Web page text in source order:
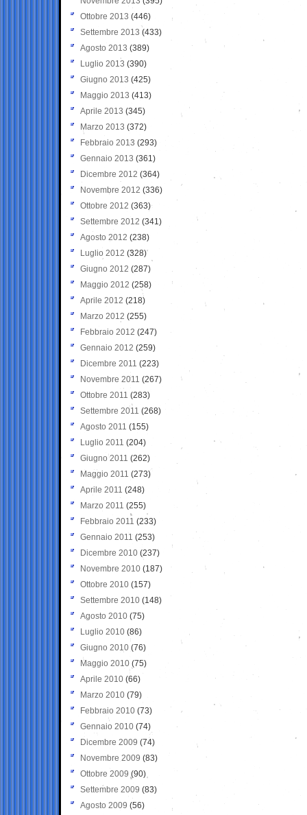
Ottobre 2013 (446)
Settembre 2013 (433)
Agosto 2013 (389)
Luglio 2013 (390)
Giugno 2013 (425)
Maggio 2013 (413)
Aprile 2013 (345)
Marzo 2013 (372)
Febbraio 2013 (293)
Gennaio 2013 (361)
Dicembre 2012 (364)
Novembre 2012 (336)
Ottobre 2012 (363)
Settembre 2012 (341)
Agosto 2012 (238)
Luglio 2012 (328)
Giugno 2012 (287)
Maggio 2012 (258)
Aprile 2012 (218)
Marzo 2012 (255)
Febbraio 2012 (247)
Gennaio 2012 (259)
Dicembre 2011 (223)
Novembre 2011 (267)
Ottobre 2011 (283)
Settembre 2011 (268)
Agosto 2011 (155)
Luglio 2011 (204)
Giugno 2011 (262)
Maggio 2011 (273)
Aprile 2011 (248)
Marzo 2011 (255)
Febbraio 2011 (233)
Gennaio 2011 (253)
Dicembre 2010 (237)
Novembre 2010 (187)
Ottobre 2010 (157)
Settembre 2010 (148)
Agosto 2010 (75)
Luglio 2010 (86)
Giugno 2010 (76)
Maggio 2010 (75)
Aprile 2010 (66)
Marzo 2010 (79)
Febbraio 2010 (73)
Gennaio 2010 (74)
Dicembre 2009 (74)
Novembre 2009 (83)
Ottobre 2009 (90)
Settembre 2009 (83)
Agosto 2009 (56)